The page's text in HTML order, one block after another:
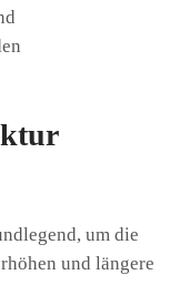
um die
und längere